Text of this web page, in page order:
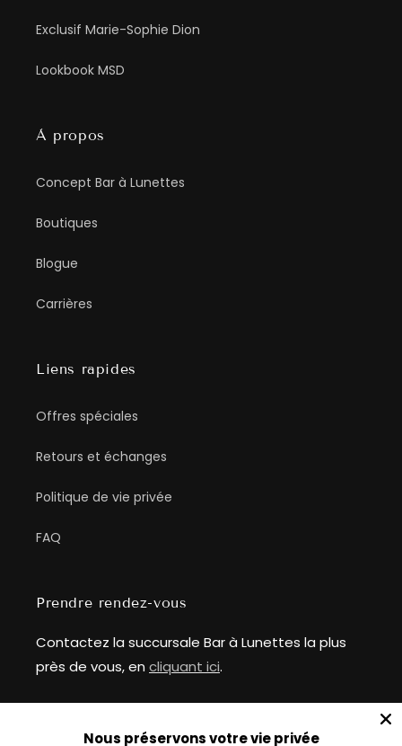
Exclusif Marie-Sophie Dion
Lookbook MSD
À propos
Concept Bar à Lunettes
Boutiques
Blogue
Carrières
Liens rapides
Offres spéciales
Retours et échanges
Politique de vie privée
FAQ
Prendre rendez-vous
Contactez la succursale Bar à Lunettes la plus
près de vous, en cliquant ici.
__
Nous préservons votre vie privée